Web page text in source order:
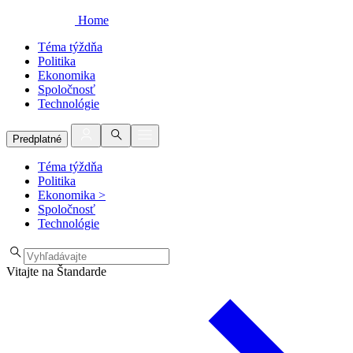
Home
Téma týždňa
Politika
Ekonomika
Spoločnosť
Technológie
Predplatné
Téma týždňa
Politika
Ekonomika >
Spoločnosť
Technológie
Vitajte na Štandarde